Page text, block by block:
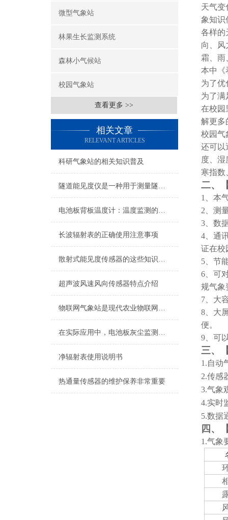
微型气象站
林果生长监测系统
森林小气候站
校园气象站
查看更多 >>
相关文章
RELEVANT ARTICLES
科研气象站的相关知识普及
隧道能见度仪是一种用于测量隧道内能见度的仪器
电池板背板温度计：温度监测的科学与价值
长波辐射表的正确使用注意事项
散射式能见度传感器的这些知识值得我们学习
超声波风速风向传感器特点介绍
物联网气象站是现代农业物联网发展*的设备
在实际应用中，电池板灰尘监测仪具有诸多优势
净辐射表使用说明书
热通量传感器的维护保养非常重要
天气变
象知识
各样的
向、风
霜、雨
本中《
为了优
为了满
在校园
解更多
校园气
还可以
度、湿
寒指数
二、
1、 本
2、测
3、数
4、通
证在校
5、节
6、可
规气象
7、大
8、大
便。
9、可
三、
1 .自
2.传感
3.气象
4.实时
5.数据
四、
1.气象